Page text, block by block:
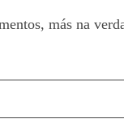
más na